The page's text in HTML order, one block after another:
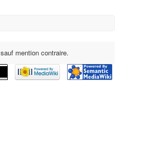
sauf mention contraire.